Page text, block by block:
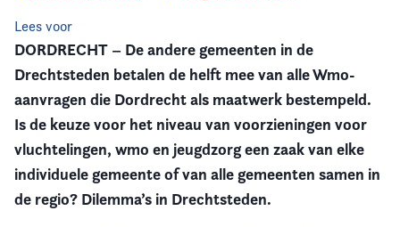
Lees voor
DORDRECHT – De andere gemeenten in de
Drechtsteden betalen de helft mee van alle Wmo-
aanvragen die Dordrecht als maatwerk bestempeld.
Is de keuze voor het niveau van voorzieningen voor
vluchtelingen, wmo en jeugdzorg een zaak van elke
individuele gemeente of van alle gemeenten samen in
de regio? Dilemma’s in Drechtsteden.